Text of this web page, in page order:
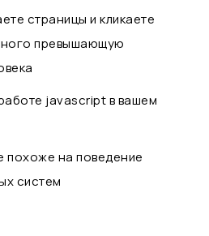
страницы и кликаете
превышающую
javascript в вашем
похоже на поведение
систем